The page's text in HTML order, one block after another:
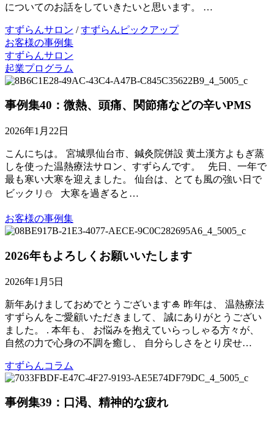
についてのお話をしていきたいと思います。 …
すずらんサロン /すずらんピックアップ
お客様の事例集
すずらんサロン
起業プログラム
事例集40：微熱、頭痛、関節痛などの辛いPMS
2026年1月22日
こんにちは。 宮城県仙台市、鍼灸院併設 黄土漢方よもぎ蒸
しを使った温熱療法サロン、すずらんです。 先日、一年で
最も寒い大寒を迎えました。 仙台は、とても風の強い日で
ビックリ⛄️ 大寒を過ぎると…
お客様の事例集
2026年もよろしくお願いいたします
2026年1月5日
新年あけましておめでとうございます🎍 昨年は、 温熱療法
すずらんをご愛顧いただきまして、 誠にありがとうござい
ました。 . 本年も、 お悩みを抱えていらっしゃる方々が、
自然の力で心身の不調を癒し、 自分らしさをとり戻せ…
すずらんコラム
事例集39：口渇、精神的な疲れ